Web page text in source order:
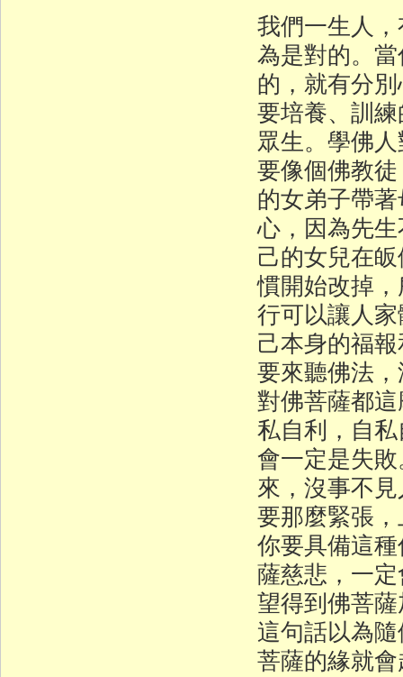
我們一生人
為是對的。
的，就有分
要培養、訓
眾生。學佛
要像個佛教
的女弟子帶
心，因為先
己的女兒在
慣開始改掉
行可以讓人
己本身的福
要來聽佛法
對佛菩薩都
私自利，自
會一定是失
來，沒事不
要那麼緊張
你要具備這
薩慈悲，一
望得到佛菩
這句話以為
菩薩的緣就